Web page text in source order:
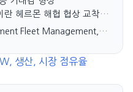
란 헤르몬 해협 협상 교착
Fleet Management,
shr 가능
생산, 시장 점유율